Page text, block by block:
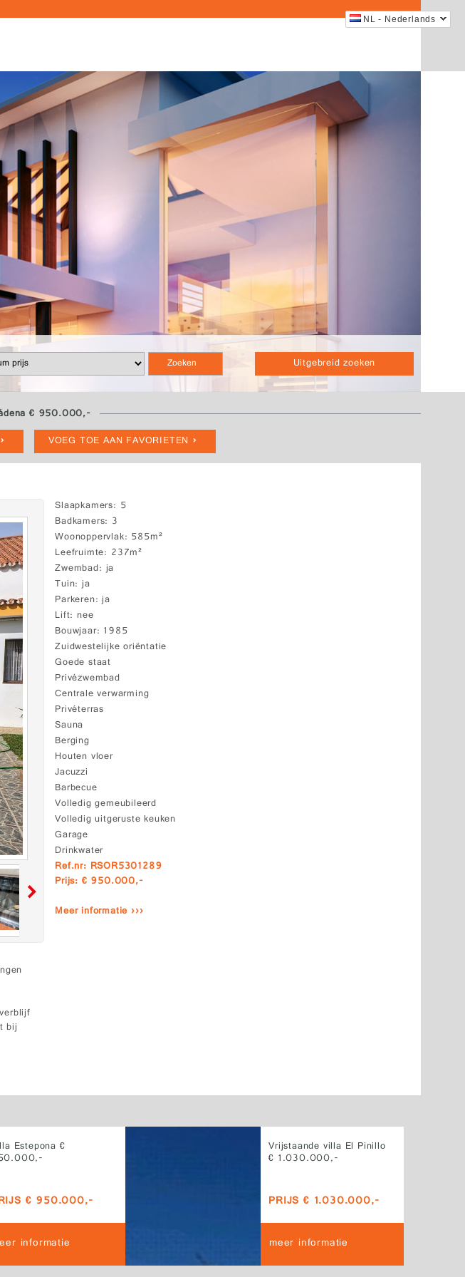
NL - Nederlands
Uitgebreid zoeken
€ 950.000,-
VOEG TOE AAN FAVORIETEN
Slaapkamers 5
Badkamers 3
Woonoppervlak 585m²
Leefruimte 237m²
Zwembad ja
Tuin ja
Parkeren ja
Lift nee
Bouwjaar 1985
Zuidwestelijke oriëntatie
Goede staat
Privézwembad
Centrale verwarming
Privéterras
Sauna
Berging
Houten vloer
Jacuzzi
Barbecue
Volledig gemeubileerd
Volledig uitgeruste keuken
Garage
Drinkwater
Ref.nr: RSOR5301289
Prijs: € 950.000,-
Meer informatie ›››
bij
Estepona €
€ 950.000,-
informatie
Vrijstaande villa El Pinillo
€ 1.030.000,-
PRIJS € 1.030.000,-
meer informatie